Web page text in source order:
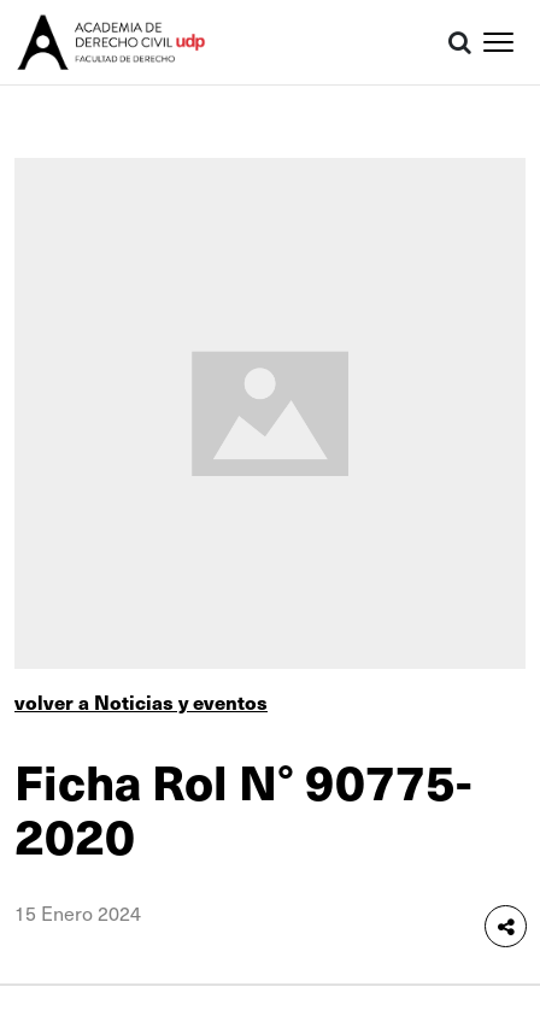
volver a Noticias y eventos
Ficha Rol N° 90775-
2020
15 Enero 2024